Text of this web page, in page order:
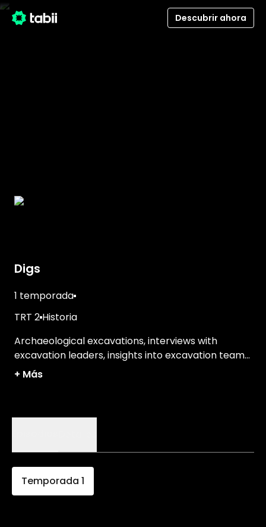
Descubrir ahora
Digs
1 temporada
TRT 2 Historia
Archaeological excavations, interviews with
excavation leaders, insights into excavation team
operations, and much more.
+ Más
Temporada 1